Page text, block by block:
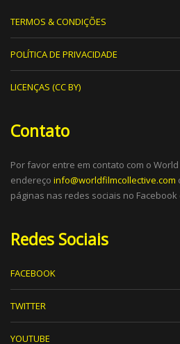
TERMOS & CONDIÇÕES
POLÍTICA DE PRIVACIDADE
LICENÇAS (CC BY)
Contato
Por favor entre em contato com o
endereço info@worldfilmcollective.com
páginas nas redes sociais no Facebook
Redes Sociais
FACEBOOK
TWITTER
YOUTUBE